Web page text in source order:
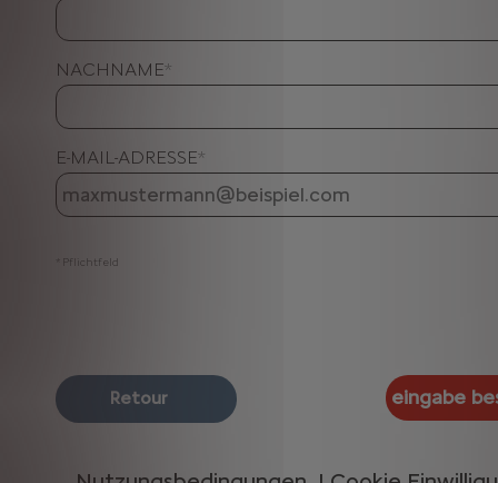
NACHNAME*
E-MAIL-ADRESSE*
* Pflichtfeld